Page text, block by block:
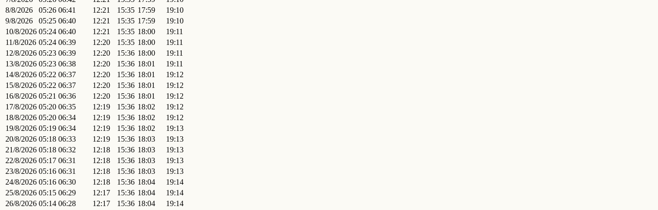
8/8/2026
05:26 06:41 12:21 15:35 17:59
19:10
9/8/2026
05:25 06:40 12:21 15:35 17:59
19:10
10/8/2026 05:24 06:40 12:21 15:35 18:00
19:11
11/8/2026 05:24 06:39 12:20 15:35 18:00
19:11
12/8/2026 05:23 06:39 12:20 15:36 18:00
19:11
13/8/2026 05:23 06:38 12:20 15:36 18:01
19:11
14/8/2026 05:22 06:37 12:20 15:36 18:01
19:12
15/8/2026 05:22 06:37 12:20 15:36 18:01
19:12
16/8/2026 05:21 06:36 12:20 15:36 18:01
19:12
17/8/2026 05:20 06:35 12:19 15:36 18:02
19:12
18/8/2026 05:20 06:34 12:19 15:36 18:02
19:12
19/8/2026 05:19 06:34 12:19 15:36 18:02
19:13
20/8/2026 05:18 06:33 12:19 15:36 18:03
19:13
21/8/2026 05:18 06:32 12:18 15:36 18:03
19:13
22/8/2026 05:17 06:31 12:18 15:36 18:03
19:13
23/8/2026 05:16 06:31 12:18 15:36 18:03
19:13
24/8/2026 05:16 06:30 12:18 15:36 18:04
19:14
25/8/2026 05:15 06:29 12:17 15:36 18:04
19:14
26/8/2026 05:14 06:28 12:17 15:36 18:04
19:14